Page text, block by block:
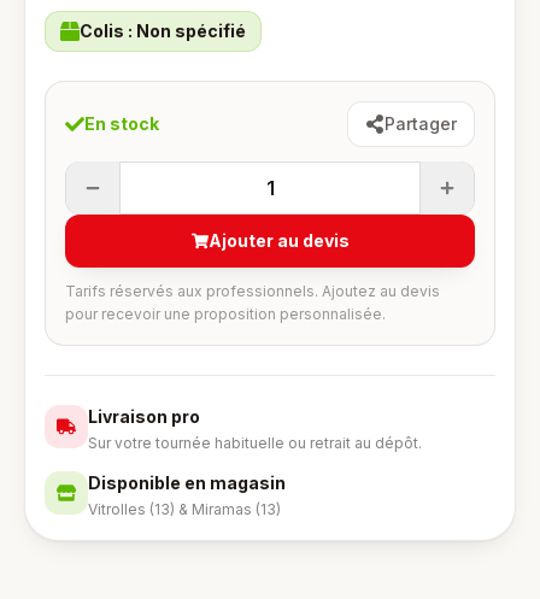
Colis : Non spécifié
En stock Partager
1
Ajouter au devis
Tarifs réservés aux professionnels. Ajoutez au devis
pour recevoir une proposition personnalisée.
Livraison pro
Sur votre tournée habituelle ou retrait au dépôt.
Disponible en magasin
Vitrolles (13) & Miramas (13)